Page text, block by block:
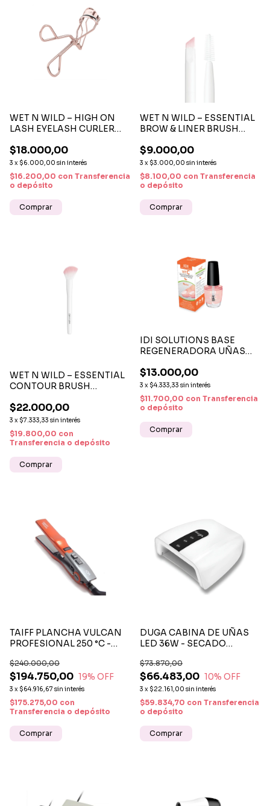
WET N WILD – HIGH ON
LASH EYELASH CURLER
$18.000,00
3 x $6.000,00 sin interés
$16.200,00 con Transferencia
o depósito
WET N WILD – ESSENTIAL
BROW & LINER BRUSH
CEJAS Y DELINEADO
$9.000,00
3 x $3.000,00 sin interés
$8.100,00 con Transferencia
o depósito
WET N WILD – ESSENTIAL
CONTOUR BRUSH
CONTORNO
$22.000,00
3 x $7.333,33 sin interés
$19.800,00 con
Transferencia o depósito
IDI SOLUTIONS BASE
REGENERADORA UÑAS
$13.000,00
3 x $4.333,33 sin interés
$11.700,00 con Transferencia
o depósito
TAIFF PLANCHA VULCAN
PROFESIONAL 250 °C -
CERÁMICA
$194.750,00
$240.000,00
19% OFF
3 x $64.916,67 sin interés
$175.275,00 con
Transferencia o depósito
DUGA CABINA DE UÑAS
LED 36W - SECADO
TECNOLOGÍA
PROFESIONAL
$66.483,00
$73.870,00
10% OFF
3 x $22.161,00 sin interés
$59.834,70 con Transferencia
o depósito